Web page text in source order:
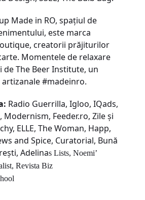
Made in RO, spațiul de
este marca
creatorii prăjiturilor
Momentele de relaxare
de The Beer Institute, un
#madeinro.
Radio Guerrilla, Igloo, IQads,
Modernism, Feeder.ro, Zile și
ELLE, The Woman, Happ,
and Spice, Curatorial, Bună
Adelina’s Lists, Noemi
Revista Biz,